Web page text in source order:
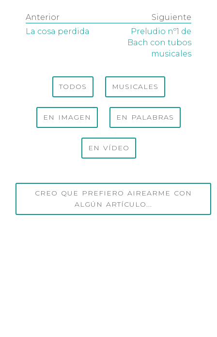
Anterior
La cosa perdida
Siguiente
Preludio nº1 de
Bach con tubos
musicales
TODOS MUSICALES
EN IMAGEN EN PALABRAS
EN VÍDEO
CREO QUE PREFIERO AIREARME CON
ALGÚN ARTÍCULO...